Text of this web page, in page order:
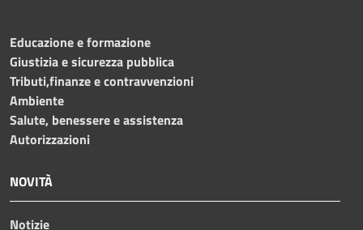
Educazione e formazione
Giustizia e sicurezza pubblica
Tributi,finanze e contravvenzioni
Ambiente
Salute, benessere e assistenza
Autorizzazioni
NOVITÀ
Notizie